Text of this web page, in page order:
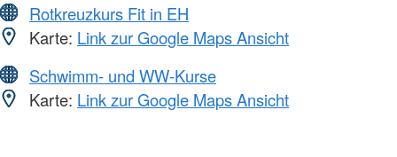
Rotkreuzkurs Fit in EH
Karte: Link zur Google Maps Ansicht
Schwimm- und WW-Kurse
Karte: Link zur Google Maps Ansicht